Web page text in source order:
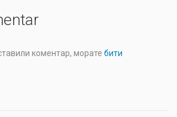
коментар, морате бити